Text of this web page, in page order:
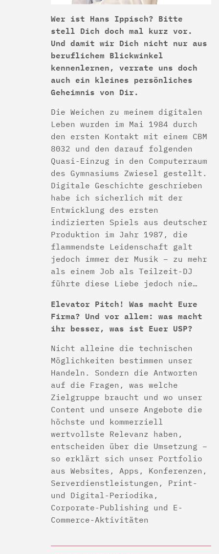
Wer ist Hans Ippisch? Bitte
stell Dich doch mal kurz vor.
Und damit wir Dich nicht nur aus
beruflichem Blickwinkel
kennenlernen, verrate uns doch
auch ein kleines persönliches
Geheimnis von Dir.
Die Weichen zu meinem digitalen
Leben wurden im Mai 1984 durch
den ersten Kontakt mit einem CBM
8032 und den darauf folgenden
Quasi-Einzug in den Computerraum
des Gymnasiums Zwiesel gestellt.
Digitale Geschichte geschrieben
habe ich sicherlich mit der
Entwicklung des ersten
indizierten Spiels aus deutscher
Produktion im Jahr 1987, die
flammendste Leidenschaft galt
jedoch immer der Musik – zu mehr
als einem Job als Teilzeit-DJ
führte diese Liebe jedoch nie…
Elevator Pitch! Was macht Eure
Firma? Und vor allem: was macht
ihr besser, was ist Euer USP?
Nicht alleine die technischen
Möglichkeiten bestimmen unser
Handeln. Sondern die Antworten
auf die Fragen, was welche
Zielgruppe braucht und wo unser
Content und unsere Angebote die
höchste und kommerziell
wertvollste Relevanz haben,
entscheiden über die Umsetzung –
so erklärt sich unser Portfolio
aus Websites, Apps, Konferenzen,
Serverdienstleistungen, Print-
und Digital-Periodika,
Corporate-Publishing und E-
Commerce-Aktivitäten